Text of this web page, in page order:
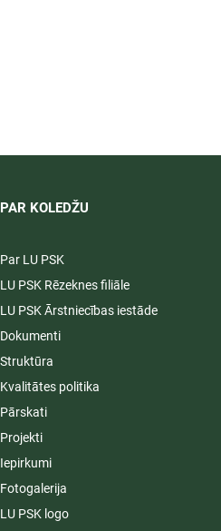
PAR KOLEDŽU
Par LU PSK
LU PSK Rēzeknes filiāle
LU PSK Ārstniecības iestāde
Dokumenti
Struktūra
Kvalitātes politika
Pārskati
Projekti
Iepirkumi
Fotogalerija
LU PSK logo